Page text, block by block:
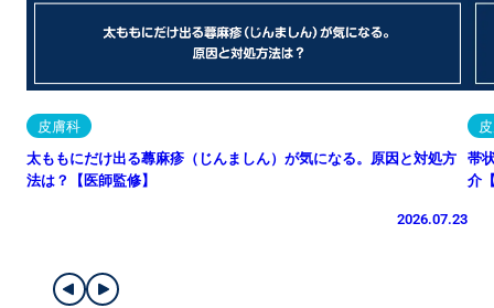
皮膚科
太ももにだけ出る蕁麻疹（じんましん）が気になる。原因と対処方
法は？【医師監修】
2026.07.23
帯
介